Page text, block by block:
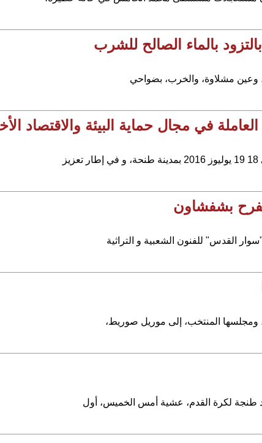
بالماء الصالح للشرب
وعين مشلاوة، والخرب، بضواحي
في مجال حماية البيئة والاقتصاد
بشفشاون
القدس" للفنون الشعبية و التراثية
ومجلسها المنتخب، إلى موريل صوريط،
لكرة القدم، عشية أمس الخميس، أول